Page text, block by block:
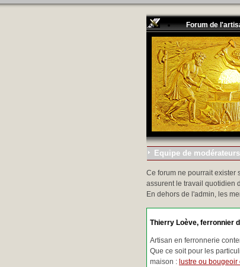
Forum de
Equipe de
Ce forum ne pourrait exister
assurent le travail quotidien
En dehors de l'admin, les
Thierry Loève, ferronnier
Artisan en ferronnerie
Que ce soit pour les
maison : lustre ou bougeoir